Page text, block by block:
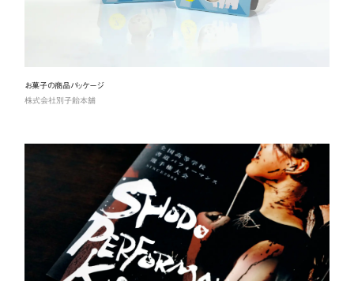
お菓子の商品パッケージ
株式会社別子飴本舗